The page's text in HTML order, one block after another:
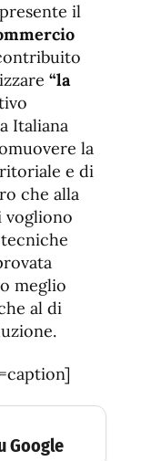
il
“la
Italiana
la
e di
che alla
vogliono
meglio
al di
Google